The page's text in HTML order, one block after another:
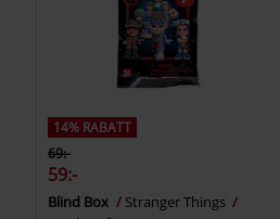
14% RABATT
69:-
59:-
Blind Box
Stranger Things